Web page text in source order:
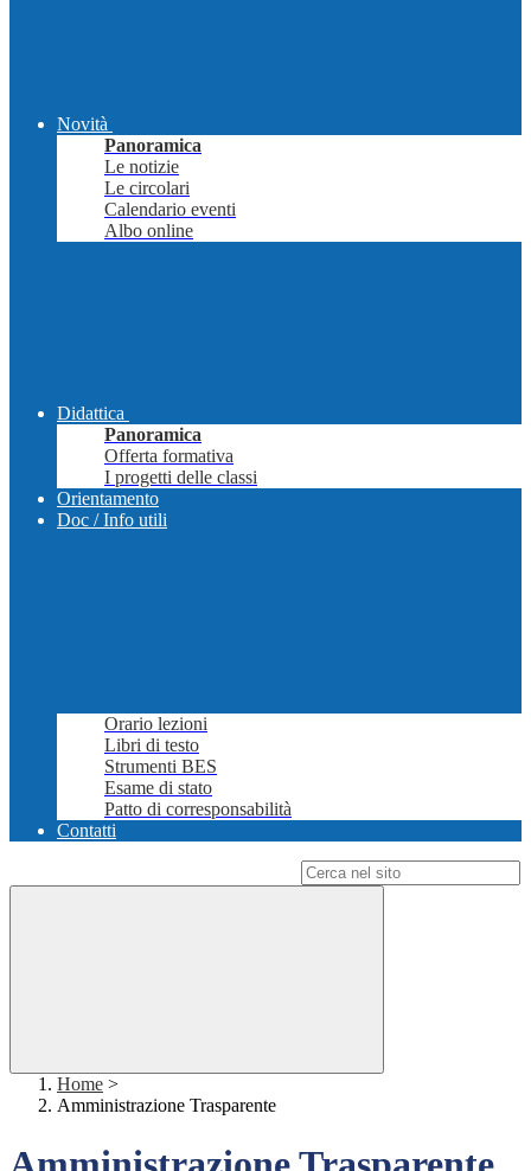
Novità
Panoramica
Le notizie
Le circolari
Calendario eventi
Albo online
Didattica
Panoramica
Offerta formativa
I progetti delle classi
Orientamento
Doc / Info utili
Orario lezioni
Libri di testo
Strumenti BES
Esame di stato
Patto di corresponsabilità
Contatti
Home >
Amministrazione Trasparente